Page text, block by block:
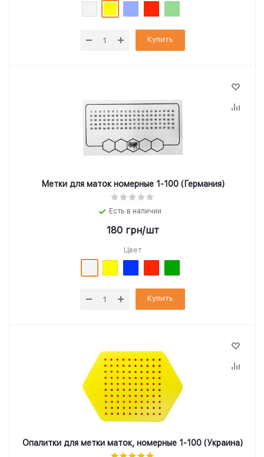
Купить
Метки для маток номерные 1-100 (Германия)
Есть в наличии
180грн/шт
Цвет
Купить
Опалитки для метки маток, номерные 1-100 (Украина)